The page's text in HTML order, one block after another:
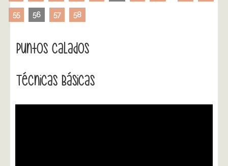
55 56 57 58
Puntos Calados
Técnicas Básicas